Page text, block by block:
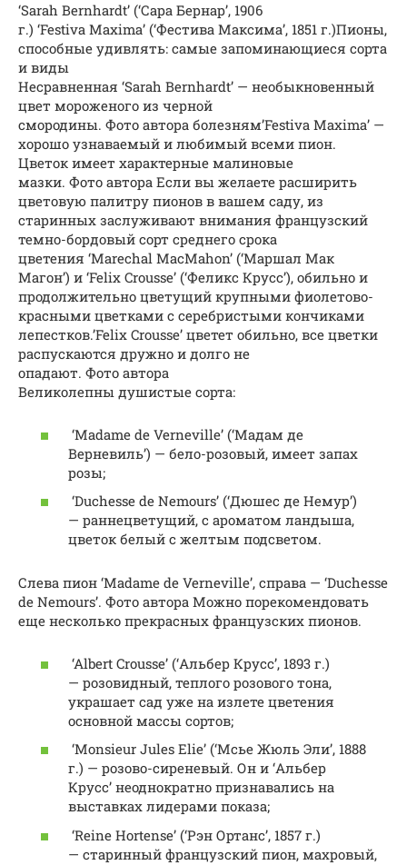
‘Sarah Bernhardt’ (‘Сара Бернар’, 1906
г.) ‘Festiva Maxima’ (‘Фестива Максима’, 1851 г.)Пионы,
способные удивлять: самые запоминающиеся сорта
и виды
Несравненная ‘Sarah Bernhardt’ — необыкновенный
цвет мороженого из черной
смородины. Фото автора болезням’Festiva Maxima’ —
хорошо узнаваемый и любимый всеми пион.
Цветок имеет характерные малиновые
мазки. Фото автора Если вы желаете расширить
цветовую палитру пионов в вашем саду, из
старинных заслуживают внимания французский
темно-бордовый сорт среднего срока
цветения ‘Marechal MacMahon’ (‘Маршал Мак
Магон’) и ‘Felix Crousse’ (‘Феликс Крусс’), обильно и
продолжительно цветущий крупными фиолетово-
красными цветками с серебристыми кончиками
лепестков.’Felix Crousse’ цветет обильно, все цветки
распускаются дружно и долго не
опадают. Фото автора
Великолепны душистые сорта:
‘Madame de Verneville’ (‘Мадам де
Верневиль’) — бело-розовый, имеет запах
розы;
‘Duchesse de Nemours’ (‘Дюшес де Немур’)
— раннецветущий, с ароматом ландыша,
цветок белый с желтым подсветом.
Слева пион ‘Madame de Verneville’, справа — ‘Duchesse
de Nemours’. Фото автора Можно порекомендовать
еще несколько прекрасных французских пионов.
‘Albert Crousse’ (‘Альбер Крусс’, 1893 г.)
— розовидный, теплого розового тона,
украшает сад уже на излете цветения
основной массы сортов;
‘Monsieur Jules Elie’ (‘Мсье Жюль Эли’, 1888
г.) — розово-сиреневый. Он и ‘Альбер
Крусс’ неоднократно признавались на
выставках лидерами показа;
‘Reine Hortense’ (‘Рэн Ортанс’, 1857 г.)
— старинный французский пион, махровый,